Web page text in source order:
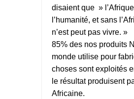
disaient que »
l’humanité, et sans
n’est peut pas vivre. »
85% des nos produits
monde utilise pour
choses sont exploités
le résultat produisent
Africaine.